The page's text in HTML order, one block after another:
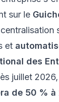
sur le
et
des
juillet 2026,
de 50 % à